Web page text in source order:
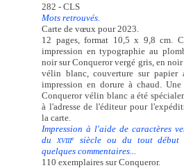
282 - CLS
Mots retrouvés.
Carte de vœux pour 2023.
12 pages, format 10,5 x 9,8 cm.
impression en typographie au
noir sur Conqueror vergé gris, en
vélin blanc, couverture sur papier
impression en dorure à chaud.
Conqueror vélin blanc a été
à l'adresse de l'éditeur pour
la carte.
Impression à l'aide de caractères
du
XVIIIesiècle ou du tout début
quelques commentaires...
110 exemplaires sur Conqueror.